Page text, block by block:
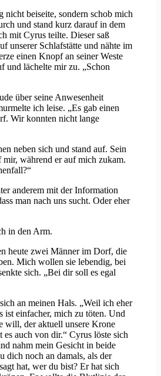
nicht beiseite, sondern schob mich
und stand kurz darauf in dem
mit Cyrus teilte. Dieser saß
unserer Schlafstätte und nähte im
einen Knopf an seiner Weste
und lächelte mir zu. „Schon
über seine Anwesenheit
ich leise. „Es gab einen
Wir konnten nicht lange
neben sich und stand auf. Sein
während er auf mich zukam.
anderem mit der Information
man nach uns sucht. Oder eher
in den Arm.
heute zwei Männer im Dorf, die
Mich wollen sie lebendig, bei
sich. „Bei dir soll es egal
an meinen Hals. „Weil ich eher
ist einfacher, mich zu töten. Und
will, der aktuell unsere Krone
auch von dir.“ Cyrus löste sich
nahm mein Gesicht in beide
dich noch an damals, als der
hat, wer du bist? Er hat sich